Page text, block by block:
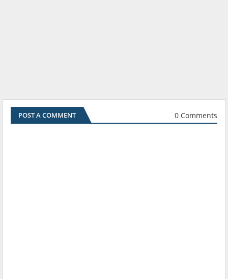
POST A COMMENT 0 Comments